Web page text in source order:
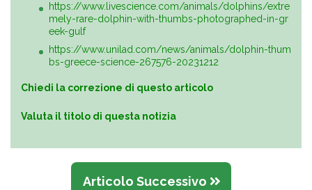
https://www.livescience.com/animals/dolphins/extre
mely-rare-dolphin-with-thumbs-photographed-in-gr
eek-gulf
https://www.unilad.com/news/animals/dolphin-thum
bs-greece-science-267576-20231212
Chiedi la correzione di questo articolo
Valuta il titolo di questa notizia
Articolo Successivo